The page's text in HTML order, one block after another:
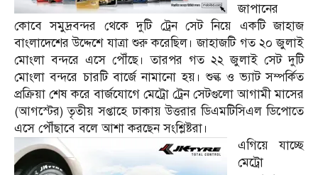
জাপানের
কোবে সমুদ্রবন্দর থেকে দুটি ট্রেন সেট নিয়ে একটি জাহাজ
বাংলাদেশের উদ্দেশে যাত্রা শুরু করেছিল। জাহাজটি গত ২০ জুলাই
মোংলা বন্দরে এসে পৌঁছে। তারপর গত ২২ জুলাই সেট দুটি
মোংলা বন্দরে চারটি বার্জে নামানো হয়। শুল্ক ও ভ্যাট সম্পর্কিত
প্রক্রিয়া শেষ করে বার্জযোগে মেট্রো ট্রেন সেটগুলো আগামী মাসের
(আগস্টের) তৃতীয় সপ্তাহে ঢাকায় উত্তরার ডিএমটিসিএল ডিপোতে
এসে পৌঁছাবে বলে আশা করছেন সংশ্লিষ্টরা।
এগিয়ে যাচ্ছে
মেট্রো